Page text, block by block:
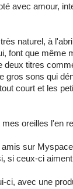
avec amour,
naturel, à
font que même
deux titres
gros sons qui
court et les
oreilles l'en
sur
si ceux-ci
ci, avec une